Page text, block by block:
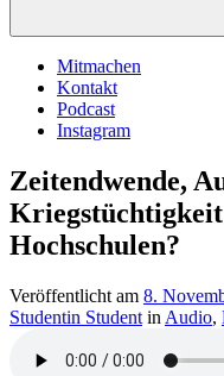
Mitmachen
Kontakt
Podcast
Instagram
Zeitendwende,
Kriegstüchtigkeit
Hochschulen?
Veröffentlicht am 8.
Studentin Student in Audio,